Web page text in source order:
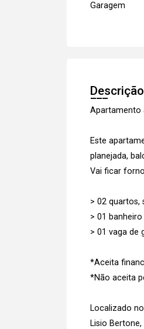
Garagem
Apartamento
Este
planejada,
Vai ficar
> 02 quartos,
> 01
> 01 vaga de
*Aceita
*Não aceita
Localizado
Lisio